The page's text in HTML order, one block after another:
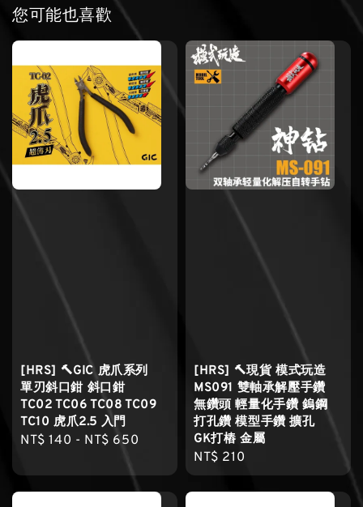
您可能也喜歡
[HRS] 🔨GIC 虎爪系列
單刃斜口鉗 斜口鉗
TC02 TC06 TC08 TC09
TC10 虎爪2.5 入門
Regular
NT$ 140 - NT$ 650
[HRS] 🔨現貨 模式玩造
MS091 雙軸承解壓手鑽
無鑽頭 輕量化手鑽 鎢鋼
打孔鑽 模型手鑽 擴孔
GK打樁 金屬
Regular
price
NT$ 210